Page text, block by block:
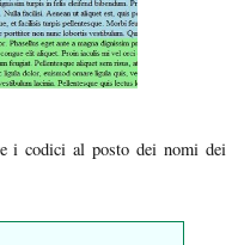
i codici al posto dei nomi dei